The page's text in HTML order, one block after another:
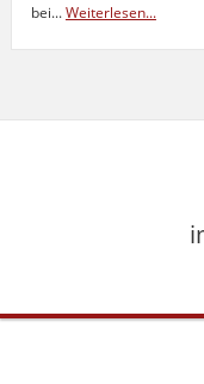
bei...Weiterlesen...